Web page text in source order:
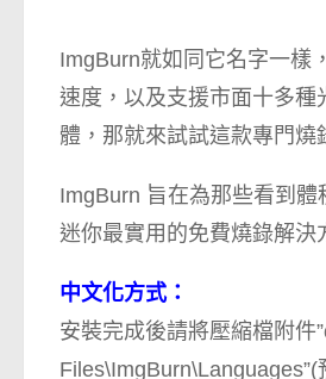
ImgBurn就如同它名字一樣
速度，以及支援市面十多
體，那就來試試這款專門燒
ImgBurn 旨在為那些看到
迷你最實用的免費燒錄解決
中文化方式：
安裝完成後請將壓縮檔附件